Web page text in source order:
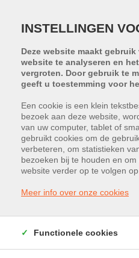
HELAAS, DIT
INSTELLINGEN
Deze website maakt
website te analyseren en
vergroten. Door gebruik te
geeft u toestemming voor
Een cookie is een klein
bezoek aan deze website,
van uw computer, tablet of
gebruikt cookies om de
verbeteren, om statistieken
bezoeken bij te houden en
website verder op te volgen op
Meer info over onze cookies
Functionele cookies